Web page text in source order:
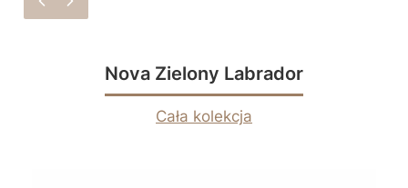
Nova Zielony Labrador
Cała kolekcja